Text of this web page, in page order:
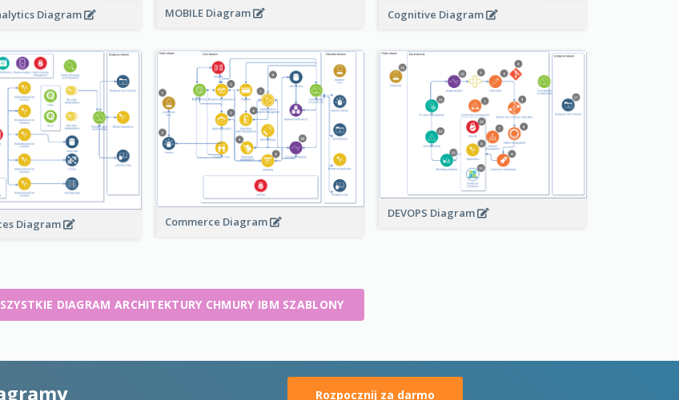
Diagram MOBILE Diagram Cognitive Diagram
Diagram Commerce Diagram
DEVOPS Diagram
DIAGRAM ARCHITEKTURY CHMURY IBM SZABLONY
Rozpocznij za darmo